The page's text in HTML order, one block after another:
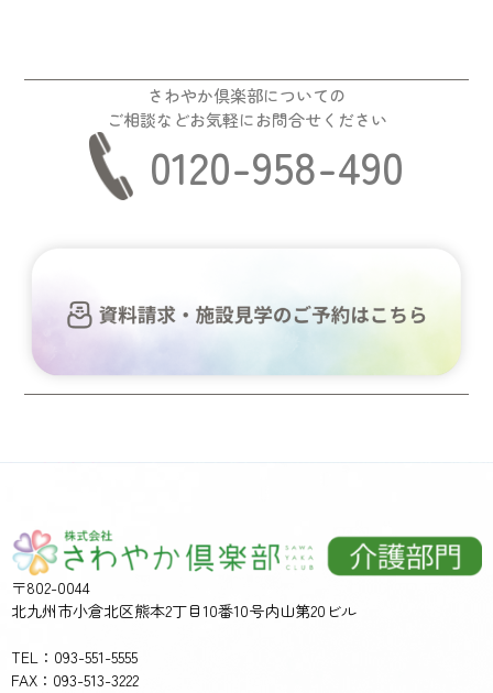
さわやか倶楽部についての
ご相談などお気軽にお問合せください
0120-958-490
〒802-0044
北九州市小倉北区熊本2丁目10番10号内山第20ビル
TEL：093-551-5555
FAX：093-513-3222